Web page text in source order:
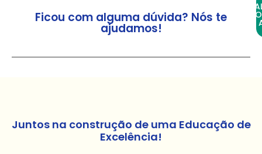
Ficou com alguma dúvida? Nós te
ajudamos!
Juntos na construção de uma Educação de
Excelência!